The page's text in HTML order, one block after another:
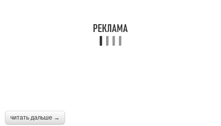
читать дальше →